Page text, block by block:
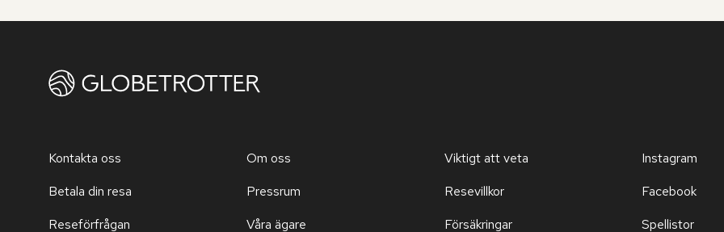
Kontakta oss
Betala din resa
Reseförfrågan
Om oss
Pressrum
Våra ägare
Viktigt att veta
Resevillkor
Försäkringar
Instagram
Facebook
Spellistor